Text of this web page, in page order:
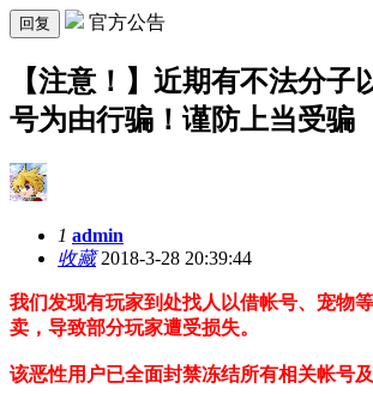
回复 官方公告
【注意！】近期有不法分子
号为由行骗！谨防上当受骗
1 admin
收藏2018-3-28 20:39:44
我们发现有玩家到处找人以借帐号、宠物
卖，导致部分玩家遭受损失。
该恶性用户已全面封禁冻结所有相关帐号及